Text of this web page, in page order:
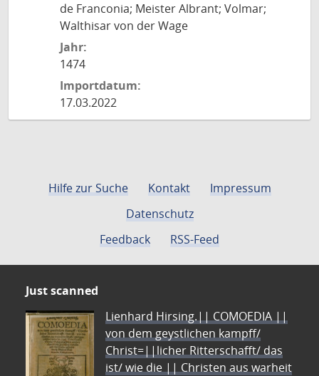
de Franconia; Meister Albrant; Volmar;
Walthisar von der Wage
Jahr:
1474
Importdatum:
17.03.2022
Hilfe zur Suche Kontakt
Impressum
Datenschutz
Feedback
RSS-Feed
Just scanned
Lienhard Hirsing.|| COMOEDIA ||
von dem geystlichen kampff/
Christ=||licher Ritterschafft/ das
ist/ wie die || Christen aus warheit